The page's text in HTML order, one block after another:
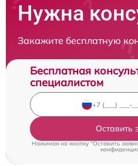
Нужна
Закажите бесплатную
Бесплатная
специалистом
Оставить
Нажимая на кнопку "Оставить